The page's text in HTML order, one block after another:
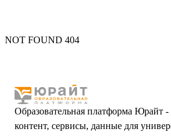
NOT FOUND 404
Образовательная платформа Юрайт
контент, сервисы, данные для